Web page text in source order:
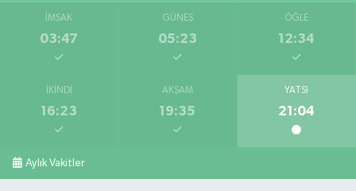
İMSAK
03:47
GÜNEŞ
05:23
ÖĞLE
12:34
İKINDI
16:23
AKŞAM
19:35
YATSI
21:04
Aylık Vakitler